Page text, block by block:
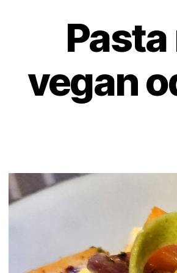
vegan